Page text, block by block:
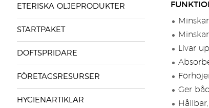
ETERISKA OLJEPRODUKTER
STARTPAKET
DOFTSPRIDARE
FÖRETAGSRESURSER
HYGIENARTIKLAR
Livar
Ger